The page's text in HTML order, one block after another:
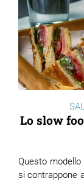
Lo slow
Questo
si contrappone